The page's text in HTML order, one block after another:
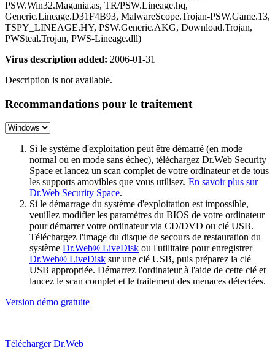
PSW.Win32.Magania.as, TR/PSW.Lineage.hq,
Generic.Lineage.D31F4B93, MalwareScope.Trojan-PSW.Game.13,
TSPY_LINEAGE.HY, PSW.Generic.AKG, Download.Trojan,
PWSteal.Trojan, PWS-Lineage.dll)
Virus description added: 2006-01-31
Description is not available.
Recommandations pour le traitement
Si le système d'exploitation peut être démarré (en mode
normal ou en mode sans échec), téléchargez Dr.Web Security
Space et lancez un scan complet de votre ordinateur et de tous
les supports amovibles que vous utilisez. En savoir plus sur
Dr.Web Security Space.
Si le démarrage du système d'exploitation est impossible,
veuillez modifier les paramètres du BIOS de votre ordinateur
pour démarrer votre ordinateur via CD/DVD ou clé USB.
Téléchargez l'image du disque de secours de restauration du
système Dr.Web® LiveDisk ou l'utilitaire pour enregistrer
Dr.Web® LiveDisk sur une clé USB, puis préparez la clé
USB appropriée. Démarrez l'ordinateur à l'aide de cette clé et
lancez le scan complet et le traitement des menaces détectées.
Version démo gratuite
Télécharger Dr.Web